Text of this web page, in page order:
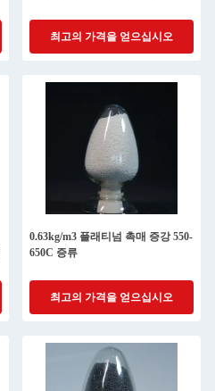
최고의 가격을 얻으십시오
0.63kg/m3 플래티넘 촉매 증강 550-
650C 증류
최고의 가격을 얻으십시오